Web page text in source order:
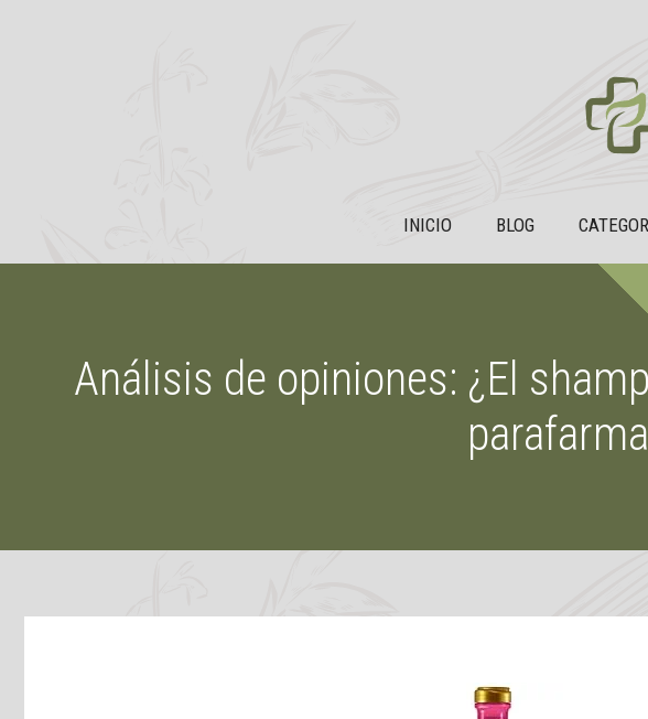
INICIO BLOG
Análisis de opiniones: ¿El